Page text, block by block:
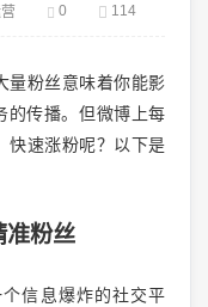
0 114
量粉丝意味着你能影
的传播。但微博上每
快速涨粉呢？以下是
准粉丝
信息爆炸的社交平